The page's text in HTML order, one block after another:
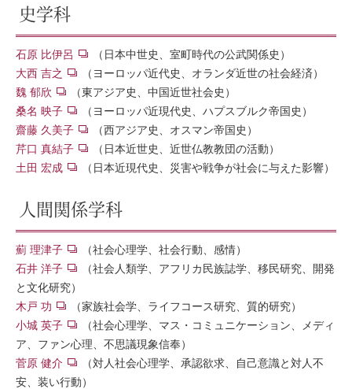
史学科
石原 比伊呂
（日本中世史、室町時代の公武関係史）
大西 吉之
（ヨーロッパ近代史、オランダ近世の社会経済）
魏 郁欣
（東アジア史、中国近世社会史）
桑名 映子
（ヨーロッパ近現代史、ハプスブルク帝国史）
齋藤 久美子
（西アジア史、オスマン帝国史）
芹口 真結子
（日本近世史、近世仏教教団の活動）
土田 宏成
（日本近現代史、災害や戦争が社会に与えた影響）
人間関係学科
薊 理津子
（社会心理学、社会行動、感情）
石井 洋子
（社会人類学、アフリカ民族誌学、移民研究、開発
と文化研究）
木戸 功
（家族社会学、ライフコース研究、質的研究）
小城 英子
（社会心理学、マス・コミュニケーション、メディ
ア、ファン心理、不思議現象信奉）
菅原 健介
（対人社会心理学、承認欲求、自己意識と対人不
安、装い行動）